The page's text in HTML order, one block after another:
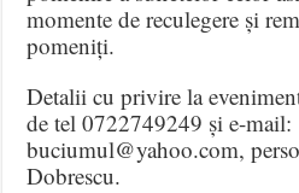
momente de reculegere și
pomeniți.
Detalii cu privire la
de tel 0722749249 și e-mail:
buciumul@yahoo.com,
Dobrescu.